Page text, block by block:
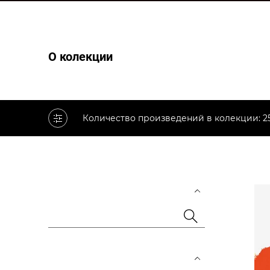
О колекции
Количество произведений в колекции: